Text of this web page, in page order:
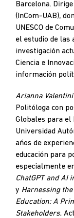
Barcelona.
(InCom-UAB),
UNESCO de
el estudio de las
investigación
Ciencia e
información
Arianna Valentini
Politóloga con
Globales para el
Universidad
años de
educación para
especialmente
ChatGPT and AI
y Harnessing
Education: A
Stakeholders.